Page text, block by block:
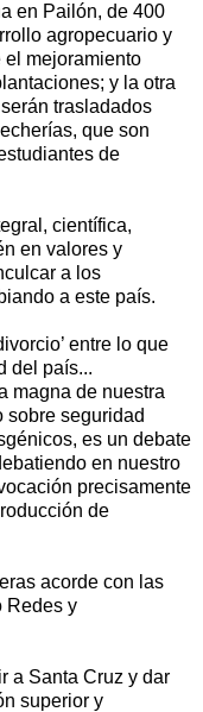
en Pailón, de 400
agropecuario y
el mejoramiento
y la otra
trasladados
que son
de
científica,
en valores y
a los
a este país.
entre lo que
del país...
magna de nuestra
sobre seguridad
es un debate
en nuestro
precisamente
de
acorde con las
Redes y
a Santa Cruz y dar
superior y